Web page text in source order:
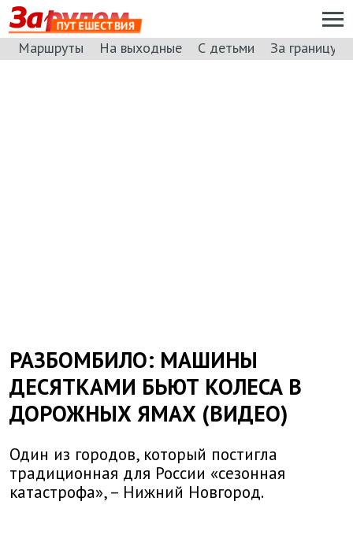
ПУТЕШЕСТВИЯ
Маршруты На выходные С детьми За границу
РАЗБОМБИЛО: МАШИНЫ
ДЕСЯТКАМИ БЬЮТ КОЛЕСА В
ДОРОЖНЫХ ЯМАХ (ВИДЕО)
Один из городов, который постигла
традиционная для России «сезонная
катастрофа», – Нижний Новгород.